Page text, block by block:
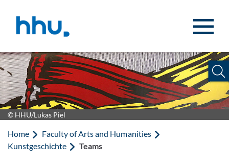
© HHU/Lukas Piel
Home
Faculty of Arts and Humanities
Kunstgeschichte
Teams